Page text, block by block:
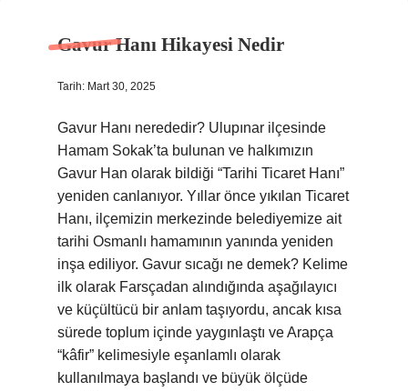
Gavur Hanı Hikayesi Nedir
Tarih: Mart 30, 2025
Gavur Hanı nerededir? Ulupınar ilçesinde
Hamam Sokak’ta bulunan ve halkımızın
Gavur Han olarak bildiği “Tarihi Ticaret Hanı”
yeniden canlanıyor. Yıllar önce yıkılan Ticaret
Hanı, ilçemizin merkezinde belediyemize ait
tarihi Osmanlı hamamının yanında yeniden
inşa ediliyor. Gavur sıcağı ne demek? Kelime
ilk olarak Farsçadan alındığında aşağılayıcı
ve küçültücü bir anlam taşıyordu, ancak kısa
sürede toplum içinde yaygınlaştı ve Arapça
“kâfir” kelimesiyle eşanlamlı olarak
kullanılmaya başlandı ve büyük ölçüde